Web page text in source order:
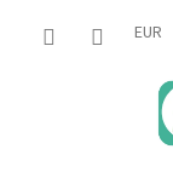
EUR